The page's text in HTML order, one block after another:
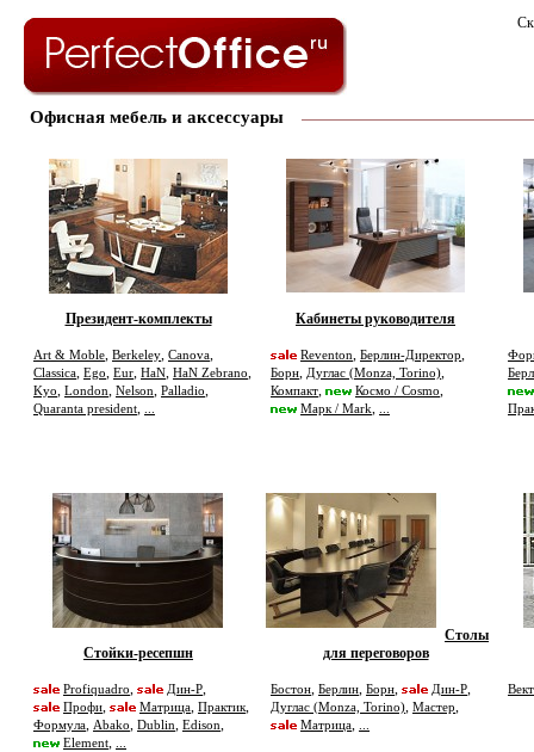
Офисная мебель и аксессуары
Президент-комплекты
Art & Moble, Berkeley, Canova,
Classica, Ego, Eur, HaN, HaN Zebrano,
Kyo, London, Nelson, Palladio,
Quaranta president,
Кабинеты руководителя
Reventon,Берлин-Директор,
Борн,Дуглас (Monza, Torino),
Компакт, Космо / Cosmo,
Марк / Mark,
Стойки-ресепшн
Profiquadro, Дин-Р,
Профи, Матрица, Практик,
Формула, Abako, Dublin, Edison,
Element,
Столы
для переговоров
Бостон,Берлин,Борн, Дин-Р,
Дуглас (Monza, Torino),Мастер,
Матрица,